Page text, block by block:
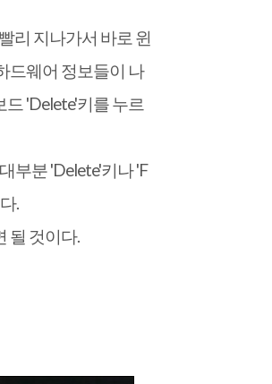
리 지나가서 바로 윈
드웨어 정보들이 나
드 'Delete'키를 누르
부분 'Delete'키나 'F
.
될 것이다.